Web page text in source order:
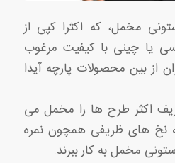
مخمل، که اکثرا کپی از
یا چینی با کیفیت مرغوب
از بین محصولات پارچه آیدا
اکثر طرح ها را مخمل می
نخ های ظریفی همچون نمره